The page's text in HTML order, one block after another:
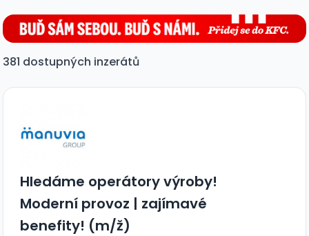
381 dostupných inzerátů
Hledáme operátory výroby!
Moderní provoz | zajímavé
benefity! (m/ž)